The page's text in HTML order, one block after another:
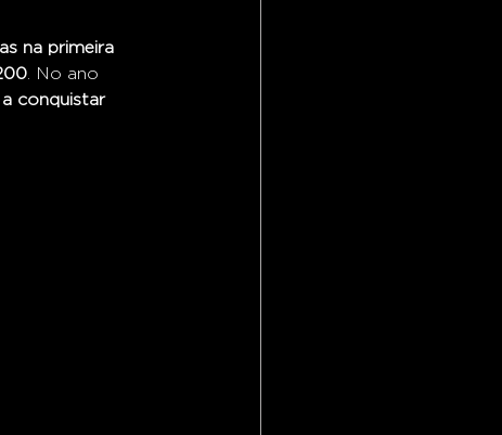
na primeira
. No ano
conquistar